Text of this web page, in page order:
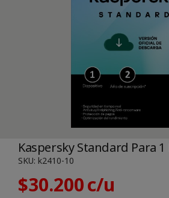
Kaspersky Standard Para 1
SKU: k2410-10
$30.200